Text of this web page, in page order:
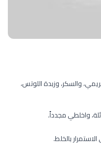
والسكر، وزبدة اللوتس،
واخلطي مجدداً.
بالخلط.